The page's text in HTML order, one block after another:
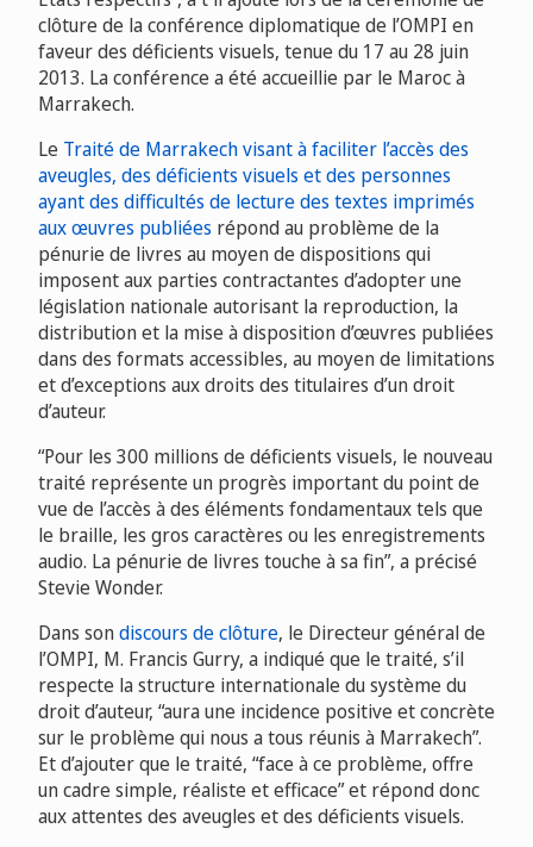
clôture de la conférence diplomatique de l’OMPI en
faveur des déficients visuels, tenue du 17 au 28 juin
2013. La conférence a été accueillie par le Maroc à
Marrakech.
Le Traité de Marrakech visant à faciliter l’accès des
aveugles, des déficients visuels et des personnes
ayant des difficultés de lecture des textes imprimés
aux œuvres publiées répond au problème de la
pénurie de livres au moyen de dispositions qui
imposent aux parties contractantes d’adopter une
législation nationale autorisant la reproduction, la
distribution et la mise à disposition d’œuvres publiées
dans des formats accessibles, au moyen de limitations
et d’exceptions aux droits des titulaires d’un droit
d’auteur.
“Pour les 300 millions de déficients visuels, le nouveau
traité représente un progrès important du point de
vue de l’accès à des éléments fondamentaux tels que
le braille, les gros caractères ou les enregistrements
audio. La pénurie de livres touche à sa fin”, a précisé
Stevie Wonder.
Dans sondiscours de clôture, le Directeur général de
l’OMPI, M. Francis Gurry, a indiqué que le traité, s’il
respecte la structure internationale du système du
droit d’auteur, “aura une incidence positive et concrète
sur le problème qui nous a tous réunis à Marrakech”.
Et d’ajouter que le traité, “face à ce problème, offre
un cadre simple, réaliste et efficace” et répond donc
aux attentes des aveugles et des déficients visuels.